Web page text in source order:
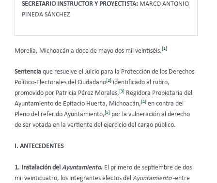
SECRETARIO INSTRUCTOR Y PROYECTISTA:MARCO ANTONIO
PINEDA SÁNCHEZ
Morelia, Michoacán a doce de mayo dos mil veintiséis. [1]
Sentencia que resuelve el Juicio para la Protección de los Derechos
Político-Electorales del Ciudadano[2] identificado al rubro,
promovido por Patricia Pérez Morales,[3] Regidora Propietaria del
Ayuntamiento de Epitacio Huerta, Michoacán,[4] en contra del
Pleno del referido Ayuntamiento,[5] por la vulneración al derecho
de ser votada en la vertiente del ejercicio del cargo público.
I. ANTECEDENTES
1. Instalación del Ayuntamiento. El primero de septiembre de dos
mil veinticuatro, los integrantes electos del Ayuntamiento-entre